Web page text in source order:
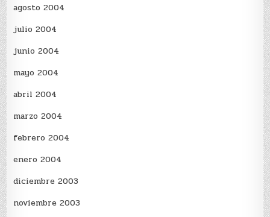
agosto 2004
julio 2004
junio 2004
mayo 2004
abril 2004
marzo 2004
febrero 2004
enero 2004
diciembre 2003
noviembre 2003